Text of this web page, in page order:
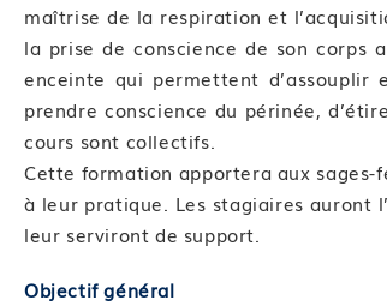
maîtrise de la respiration et
la prise de conscience de son corps
enceinte qui permettent
prendre conscience du périnée,
cours sont collectifs.
Cette formation apportera aux sages-
à leur pratique. Les stagiaires auront
leur serviront de support.
Objectif général